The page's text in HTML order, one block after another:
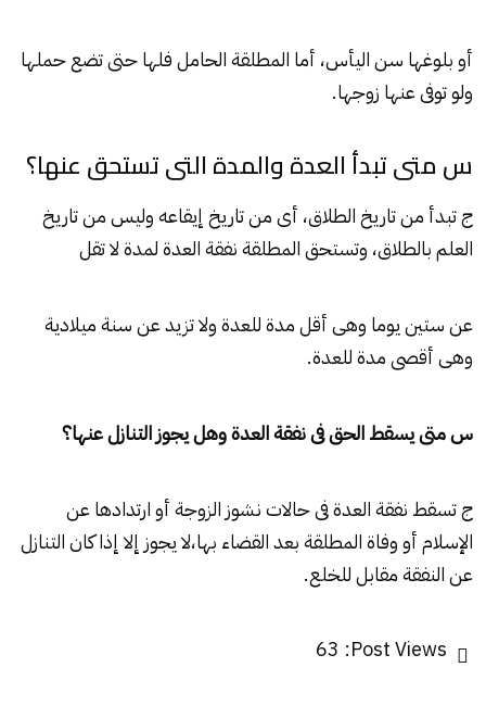
أو بلوغها سن اليأس، أما المطلقة الحامل فلها حتى تضع حملها
ولو توفى عنها زوجها.
س متى تبدأ العدة والمدة التى تستحق عنها؟
ج تبدأ من تاريخ الطلاق، أى من تاريخ إيقاعه وليس من تاريخ
العلم بالطلاق، وتستحق المطلقة نفقة العدة لمدة لا تقل
عن ستين يوما وهى أقل مدة للعدة ولا تزيد عن سنة ميلادية
وهى أقصى مدة للعدة.
س متى يسقط الحق فى نفقة العدة وهل يجوز التنازل عنها؟
ج تسقط نفقة العدة فى حالات نشوز الزوجة أو ارتدادها عن
الإسلام أو وفاة المطلقة بعد القضاء بها،لا يجوز إلا إذا كان التنازل
عن النفقة مقابل للخلع.
Post Views:
63